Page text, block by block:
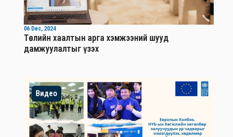
06 Dec, 2024
Төслийн хаалтын арга хэмжээний шууд
дамжуулалтыг үзэх
Видео